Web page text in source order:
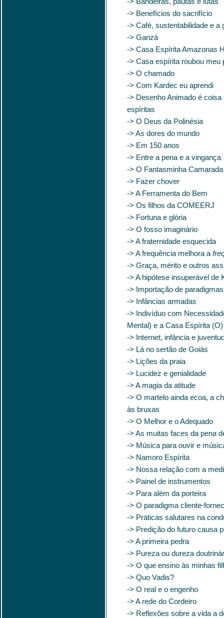
-> Benefícios do sacrifício
-> Café, sustentabilidade e
-> Ganzá
-> Casa Espírita Amazonas
-> Casa espírita roubou meu
-> O chamado
-> Com Kardec eu aprendi
-> Desenho Animado é
espíritas
-> O Deus da Polinésia
-> As dores do mundo
-> Em 150 anos
-> Entre a pena e a vingança
-> O Fantasminha Camarada
-> Fazer chover
-> A Ferramenta do Bem
-> Os filhos da COMEERJ
-> Fortuna e glória
-> O fosso imaginário
-> A fraternidade esquecida
-> A frequência melhora a
-> Graça, mérito e outros
-> A hipótese insuperável de
-> Importação de
-> Infâncias armadas
-> Indivíduo com
Mental) e a Casa Espírita (O)
-> Internet, infância e
-> Lá no sertão de Goiás
-> Lições da praia
-> Lucidez e genialidade
-> A magia da atitude
-> O martelo ainda ecoa, a
às bruxas
-> O Melhor e o Adequado
-> As muitas faces da pena
-> Música para ouvir e
-> Namoro Espírita
-> Nossa relação com a
-> Painel de instrumentos
-> Para além da porteira
-> O paradigma cliente-
-> Práticas salutares na
-> Predição do futuro causa
-> A primeira pedra
-> Pureza ou dureza
-> O que ensino às minhas
-> Quo Vadis?
-> O real e o engenho
-> A rede do Cordeiro
-> Reflexões sobre a vida a